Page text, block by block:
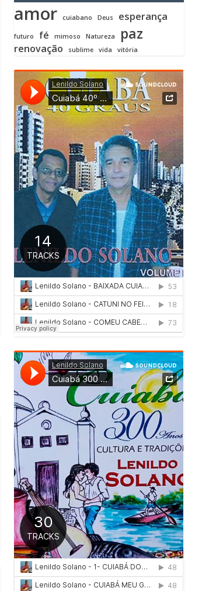
amor cuiabano Deus esperança
futuro fé mimoso Natureza paz
renovação sublime vida vitória